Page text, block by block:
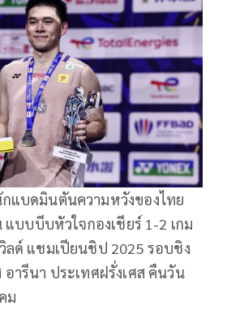
แบดมินตันความหวังของไทย
บบบีบหัวใจกองเชียร์ 1-2 เกม
ลด์ แชมเปียนชิป 2025 รอบชิง
ารีนา ประเทศฝรั่งเศส คืนวัน
ม